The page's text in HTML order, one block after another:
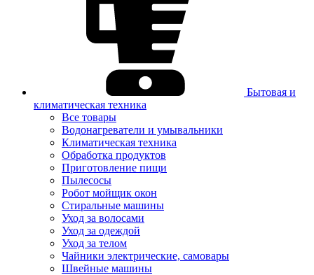
Бытовая и
климатическая техника
Все товары
Водонагреватели и умывальники
Климатическая техника
Обработка продуктов
Приготовление пищи
Пылесосы
Робот мойщик окон
Стиральные машины
Уход за волосами
Уход за одеждой
Уход за телом
Чайники электрические, самовары
Швейные машины